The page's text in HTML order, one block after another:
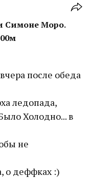
Симоне Моро.
после обеда
ледопада,
Холодно... в
не
о деффках :)